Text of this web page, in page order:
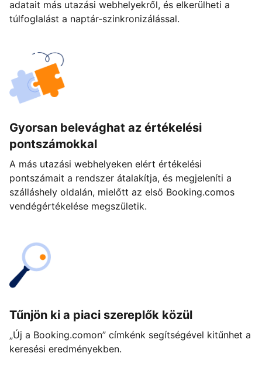
adatait más utazási webhelyekről, és elkerülheti a
túlfoglalást a naptár-szinkronizálással.
Gyorsan belevághat az értékelési
pontszámokkal
A más utazási webhelyeken elért értékelési
pontszámait a rendszer átalakítja, és megjeleníti a
szálláshely oldalán, mielőtt az első Booking.comos
vendégértékelése megszületik.
Tűnjön ki a piaci szereplők közül
„Új a Booking.comon” címkénk segítségével kitűnhet a
keresési eredményekben.